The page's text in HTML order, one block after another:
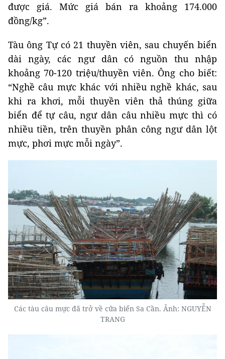
được giá. Mức giá bán ra khoảng 174.000
đồng/kg”.
Tàu ông Tự có 21 thuyền viên, sau chuyến biển
dài ngày, các ngư dân có nguồn thu nhập
khoảng 70-120 triệu/thuyền viên. Ông cho biết:
“Nghề câu mực khác với nhiều nghề khác, sau
khi ra khơi, mỗi thuyền viên thả thúng giữa
biển để tự câu, ngư dân câu nhiều mực thì có
nhiều tiền, trên thuyền phân công ngư dân lột
mực, phơi mực mỗi ngày”.
Các tàu câu mực đã trở về cửa biển Sa Cần. Ảnh: NGUYỄN
TRANG